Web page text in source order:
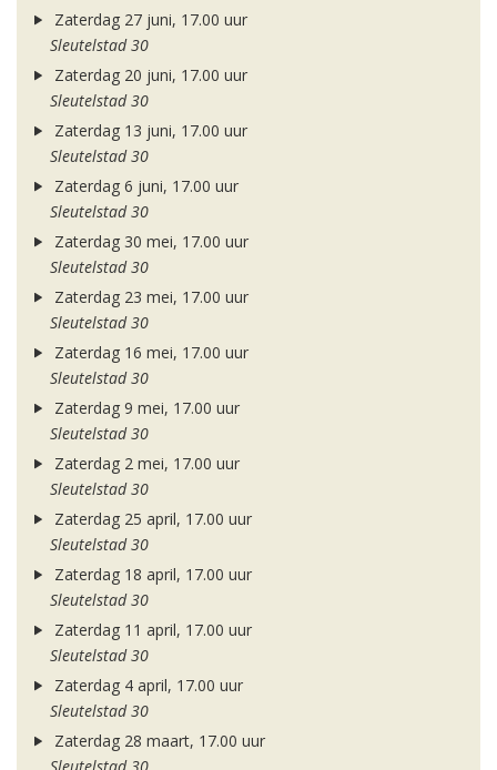
Zaterdag 27 juni, 17.00 uur
Sleutelstad 30
Zaterdag 20 juni, 17.00 uur
Sleutelstad 30
Zaterdag 13 juni, 17.00 uur
Sleutelstad 30
Zaterdag 6 juni, 17.00 uur
Sleutelstad 30
Zaterdag 30 mei, 17.00 uur
Sleutelstad 30
Zaterdag 23 mei, 17.00 uur
Sleutelstad 30
Zaterdag 16 mei, 17.00 uur
Sleutelstad 30
Zaterdag 9 mei, 17.00 uur
Sleutelstad 30
Zaterdag 2 mei, 17.00 uur
Sleutelstad 30
Zaterdag 25 april, 17.00 uur
Sleutelstad 30
Zaterdag 18 april, 17.00 uur
Sleutelstad 30
Zaterdag 11 april, 17.00 uur
Sleutelstad 30
Zaterdag 4 april, 17.00 uur
Sleutelstad 30
Zaterdag 28 maart, 17.00 uur